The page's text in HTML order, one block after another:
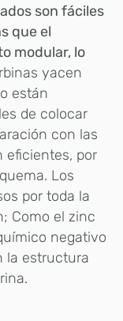
son fáciles
que el
modular, lo
yacen
están
de colocar
con las
eficientes, por
Los
por toda la
Como el zinc
negativo
la estructura